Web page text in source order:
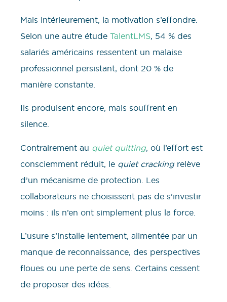
Mais intérieurement, la motivation s’effondre.
Selon une autre étude TalentLMS, 54 % des
salariés américains ressentent un malaise
professionnel persistant, dont 20 % de
manière constante.
Ils produisent encore, mais souffrent en
silence.
Contrairement au quiet quitting, où l’effort est
consciemment réduit, le quiet crackingrelève
d’un mécanisme de protection. Les
collaborateurs ne choisissent pas de s’investir
moins : ils n’en ont simplement plus la force.
L’usure s’installe lentement, alimentée par un
manque de reconnaissance, des perspectives
floues ou une perte de sens. Certains cessent
de proposer des idées.